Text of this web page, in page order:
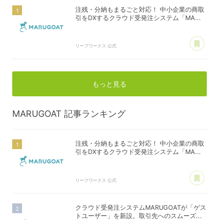
注残・分納もまるごと対応！ 中小企業の商取
引をDXするクラウド受発注システム「MA...
リーフワークス 公式
もっと見る
MARUGOAT 記事ランキング
注残・分納もまるごと対応！ 中小企業の商取
引をDXするクラウド受発注システム「MA...
リーフワークス 公式
クラウド受発注システムMARUGOATが「ゲス
トユーザー」を新設。取引先へのスムーズ...